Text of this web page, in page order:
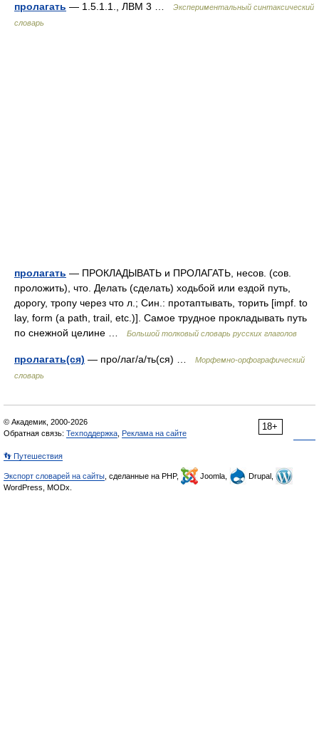
пролагать — 1.5.1.1., ЛВМ 3 …
Экспериментальный синтаксический
словарь
пролагать — ПРОКЛАДЫВАТЬ и ПРОЛАГАТЬ, несов. (сов.
проложить), что. Делать (сделать) ходьбой или ездой путь,
дорогу, тропу через что л.; Син.: протаптывать, торить [impf. to
lay, form (a path, trail, etc.)]. Самое трудное прокладывать путь
по снежной целине …
Большой толковый словарь русских глаголов
пролагать(ся) — про/лаг/а/ть(ся) …
Морфемно-орфографический
словарь
18+
© Академик, 2000-2026
Обратная связь: Техподдержка Реклама на сайте
👣 Путешествия
Экспорт словарей на сайты , сделанные на PHP, Joomla,
Drupal,
WordPress, MODx.